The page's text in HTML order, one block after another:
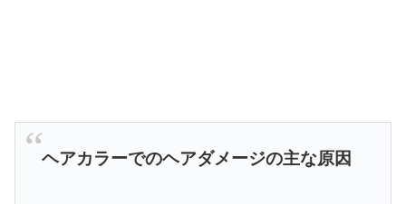
ヘアカラーでのヘアダメージの主な原因